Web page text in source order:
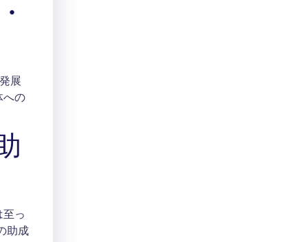
展
の
っ
助成